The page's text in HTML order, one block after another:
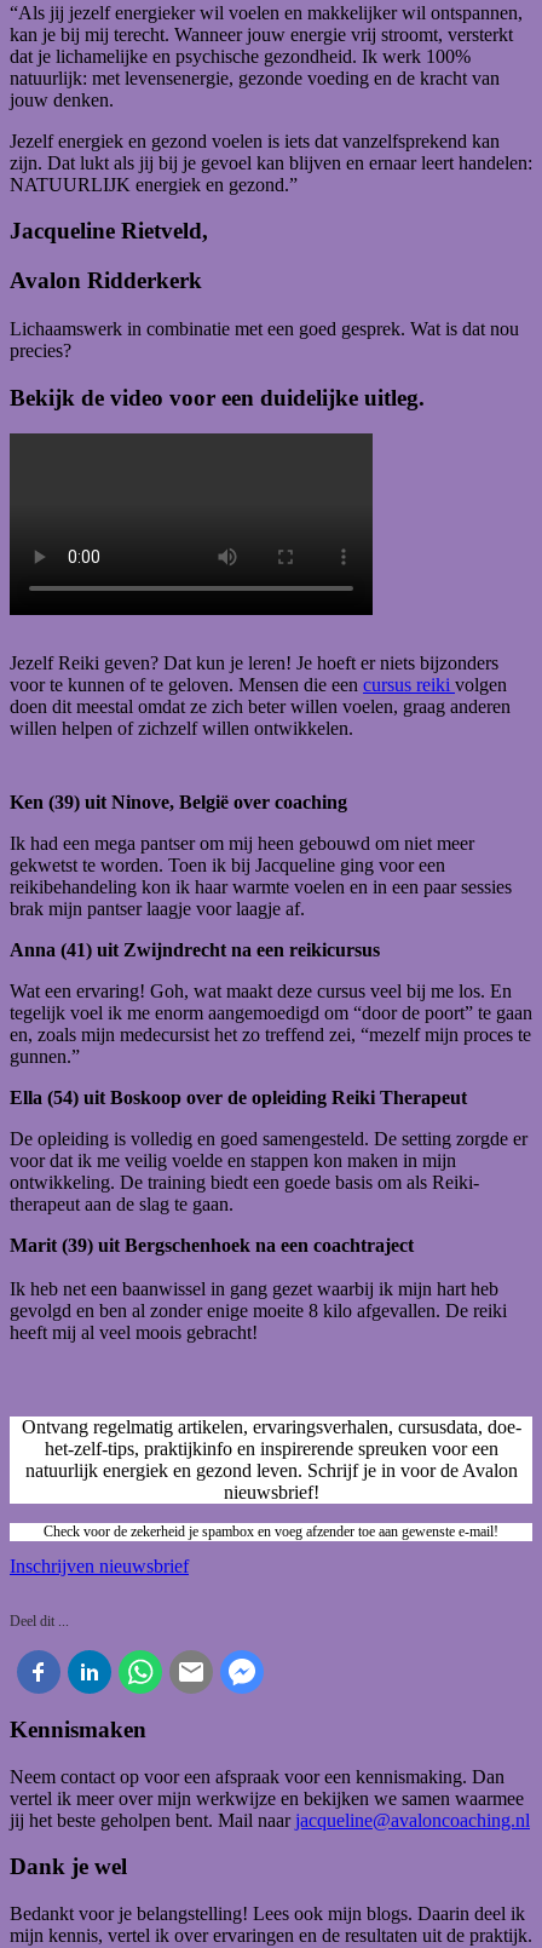
“Als jij jezelf energieker wil voelen en makkelijker wil ontspannen,
kan je bij mij terecht. Wanneer jouw energie vrij stroomt, versterkt
dat je lichamelijke en psychische gezondheid. Ik werk 100%
natuurlijk: met levensenergie, gezonde voeding en de kracht van
jouw denken.
Jezelf energiek en gezond voelen is iets dat vanzelfsprekend kan
zijn. Dat lukt als jij bij je gevoel kan blijven en ernaar leert handelen:
NATUURLIJK energiek en gezond.”
Jacqueline Rietveld,
Avalon Ridderkerk
Lichaamswerk in combinatie met een goed gesprek. Wat is dat nou
precies?
Bekijk de video voor een duidelijke uitleg.
Jezelf Reiki geven? Dat kun je leren! Je hoeft er niets bijzonders
voor te kunnen of te geloven. Mensen die een cursus reiki volgen
doen dit meestal omdat ze zich beter willen voelen, graag anderen
willen helpen of zichzelf willen ontwikkelen.
Ken (39) uit Ninove, België over coaching
Ik had een mega pantser om mij heen gebouwd om niet meer
gekwetst te worden. Toen ik bij Jacqueline ging voor een
reikibehandeling kon ik haar warmte voelen en in een paar sessies
brak mijn pantser laagje voor laagje af.
Anna (41) uit Zwijndrecht na een reikicursus
Wat een ervaring! Goh, wat maakt deze cursus veel bij me los. En
tegelijk voel ik me enorm aangemoedigd om “door de poort” te gaan
en, zoals mijn medecursist het zo treffend zei, “mezelf mijn proces te
gunnen.”
Ella (54) uit Boskoop over de opleiding Reiki Therapeut
De opleiding is volledig en goed samengesteld. De setting zorgde er
voor dat ik me veilig voelde en stappen kon maken in mijn
ontwikkeling. De training biedt een goede basis om als Reiki-
therapeut aan de slag te gaan.
Marit (39) uit Bergschenhoek na een coachtraject
Ik heb net een baanwissel in gang gezet waarbij ik mijn hart heb
gevolgd en ben al zonder enige moeite 8 kilo afgevallen. De reiki
heeft mij al veel moois gebracht!
Ontvang regelmatig artikelen, ervaringsverhalen, cursusdata, doe-
het-zelf-tips, praktijkinfo en inspirerende spreuken voor een
natuurlijk energiek en gezond leven. Schrijf je in voor de Avalon
nieuwsbrief!
Check voor de zekerheid je spambox en voeg afzender toe aan gewenste e-mail!
Inschrijven nieuwsbrief
Deel dit ...
Kennismaken
Neem contact op voor een afspraak voor een kennismaking. Dan
vertel ik meer over mijn werkwijze en bekijken we samen waarmee
jij het beste geholpen bent. Mail naar jacqueline@avaloncoaching.nl
Dank je wel
Bedankt voor je belangstelling! Lees ook mijn blogs. Daarin deel ik
mijn kennis, vertel ik over ervaringen en de resultaten uit de praktijk.